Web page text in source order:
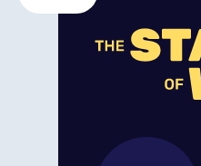
Contractor